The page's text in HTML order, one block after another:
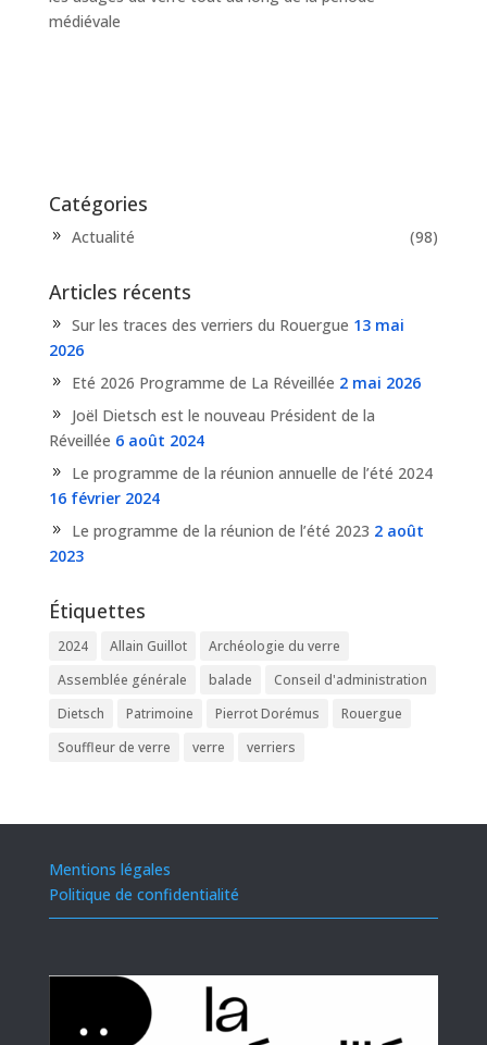
médiévale
Catégories
Actualité (98)
Articles récents
Sur les traces des verriers du Rouergue 13 mai
2026
Eté 2026 Programme de La Réveillée 2 mai 2026
Joël Dietsch est le nouveau Président de la
Réveillée 6 août 2024
Le programme de la réunion annuelle de l’été 2024
16 février 2024
Le programme de la réunion de l’été 2023 2 août
2023
Étiquettes
2024 Allain Guillot
Archéologie du verre
Assemblée générale
balade
Conseil d'administration
Dietsch
Patrimoine Pierrot Dorémus
Rouergue
Souffleur de verre
verre verriers
Mentions légales
Politique de confidentialité